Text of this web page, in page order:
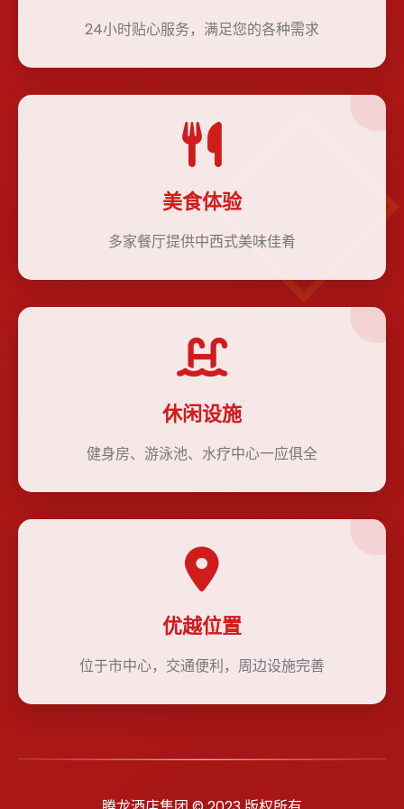
24小时贴心服务，满足您的各种需求
美食体验
多家餐厅提供中西式美味佳肴
休闲设施
健身房、游泳池、水疗中心一应俱全
优越位置
位于市中心，交通便利，周边设施完善